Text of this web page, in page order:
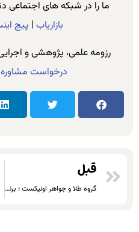
ما را در شبکه های اجتماعی
بازاریاب | پیچ
رزومه علمی، پژوهشی و
درخواست مشاوره
قبل
گروه طلا و جواهر اونیکست ؛ برنامه پول کجاست؟